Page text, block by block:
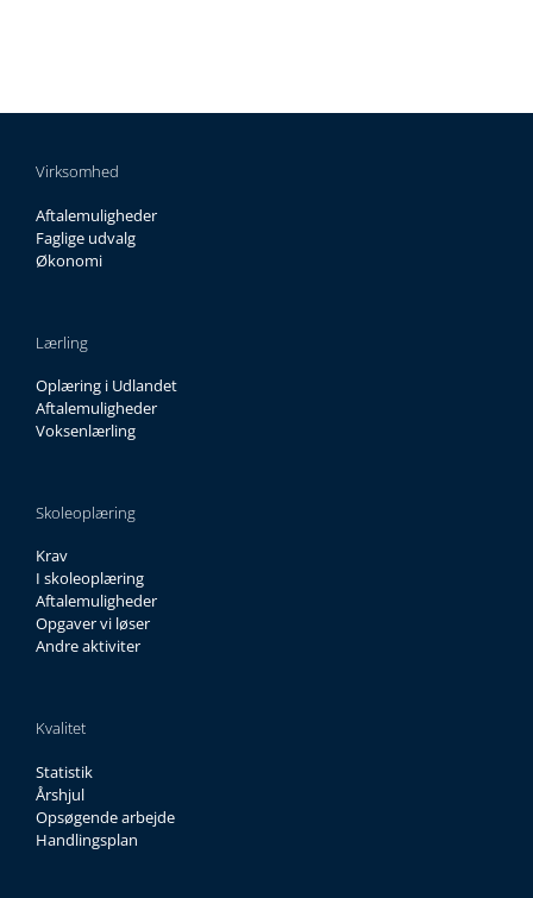
Virksomhed
Aftalemuligheder
Faglige udvalg
Økonomi
Lærling
Oplæring i Udlandet
Aftalemuligheder
Voksenlærling
Skoleoplæring
Krav
I skoleoplæring
Aftalemuligheder
Opgaver vi løser
Andre aktiviter
Kvalitet
Statistik
Årshjul
Opsøgende arbejde
Handlingsplan